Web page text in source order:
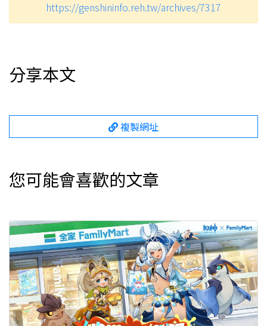
https://genshininfo.reh.tw/archives/7317
分享本文
複製網址
您可能會喜歡的文章